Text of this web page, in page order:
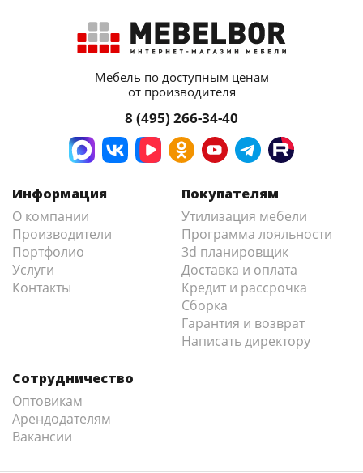
Мебель по доступным ценам
от производителя
8 (495) 266-34-40
Информация
О компании
Производители
Портфолио
Услуги
Контакты
Покупателям
Утилизация мебели
Программа лояльности
3d планировщик
Доставка и оплата
Кредит и рассрочка
Сборка
Гарантия и возврат
Написать директору
Сотрудничество
Оптовикам
Арендодателям
Вакансии